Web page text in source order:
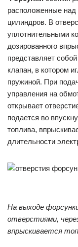
расположенные над
цилиндров. В
уплотнительными
дозированного
представляет
клапан, в котором
пружиной. При
управления на
открывает
подается во
топлива,
длительности
На выходе
отверстиями,
впрыскивается